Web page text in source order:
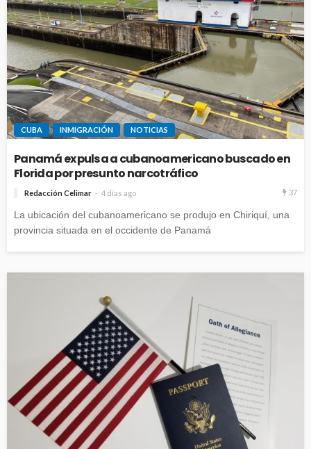
CUBA INMIGRACIÓN NOTICIAS
Panamá expulsa a cubanoamericano buscado en
Florida por presunto narcotráfico
Redacción Celimar 4 días ago 37
La ubicación del cubanoamericano se produjo en Chiriquí, una
provincia situada en el occidente de Panamá